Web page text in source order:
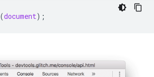
(document);